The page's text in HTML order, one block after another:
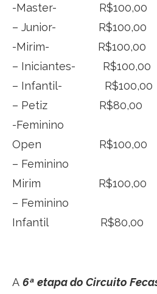
-Master- R$100,00
– Junior- R$100,00
-Mirim- R$100,00
– Iniciantes- R$100,00
– Infantil- R$100,00
– Petiz R$80,00
-Feminino
Open R$100,00
– Feminino
Mirim R$100,00
– Feminino
Infantil R$80,00
A 6ª etapa do Circuito